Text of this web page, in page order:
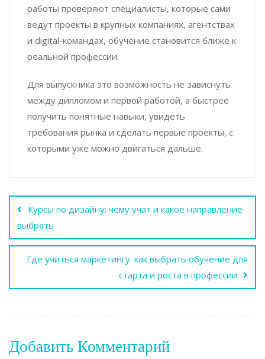
работы проверяют специалисты, которые сами
ведут проекты в крупных компаниях, агентствах
и digital-командах, обучение становится ближе к
реальной профессии.
Для выпускника это возможность не зависнуть
между дипломом и первой работой, а быстрее
получить понятные навыки, увидеть
требования рынка и сделать первые проекты, с
которыми уже можно двигаться дальше.
Навигация
по
записям
Курсы по дизайну: чему учат и какое направление
выбрать
Где учиться маркетингу: как выбрать обучение для
старта и роста в профессии
Добавить Комментарий